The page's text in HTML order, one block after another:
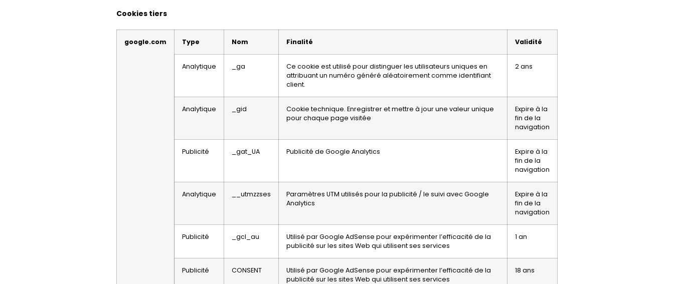
Cookies tiers
google.com Type Nom Finalité Validité
Analytique _ga
Ce cookie est utilisé pour distinguer les utilisateurs uniques en
attribuant un numéro généré aléatoirement comme identifiant
client.
2 ans
Analytique _gid
Cookie technique. Enregistrer et mettre à jour une valeur unique
pour chaque page visitée
Expire à la
fin de la
navigation
Publicité _gat_UA Publicité de Google Analytics
Expire à la
fin de la
navigation
Analytique __utmzzses
Paramètres UTM utilisés pour la publicité / le suivi avec Google
Analytics
Expire à la
fin de la
navigation
Publicité _gcl_au
Utilisé par Google AdSense pour expérimenter l’efficacité de la
publicité sur les sites Web qui utilisent ses services
1 an
Publicité CONSENT
Utilisé par Google AdSense pour expérimenter l’efficacité de la
publicité sur les sites Web qui utilisent ses services
18 ans